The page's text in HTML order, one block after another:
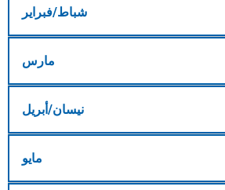
شباط/فبراير
مارس
نيسان/أبريل
مايو